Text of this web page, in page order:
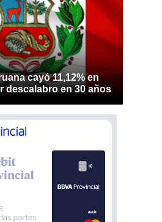
cayó 11,12% en
descalabro en 30 años